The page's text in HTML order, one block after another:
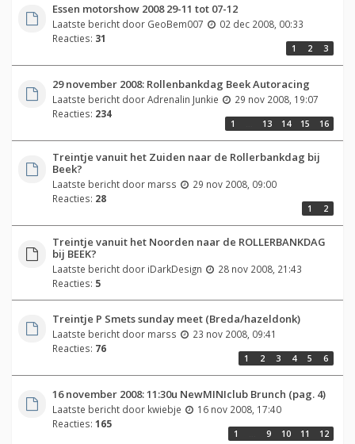
Essen motorshow 2008 29-11 tot 07-12
Laatste bericht door GeoBem007
02 dec 2008, 00:33
Reacties: 31
1 2 3
29 november 2008: Rollenbankdag Beek Autoracing
Laatste bericht doorAdrenalin Junkie
29 nov 2008, 19:07
Reacties: 234
1 13 14 15 16
Treintje vanuit het Zuiden naar de Rollerbankdag bij
Beek?
Laatste bericht door marss
29 nov 2008, 09:00
Reacties: 28
1 2
Treintje vanuit het Noorden naar de ROLLERBANKDAG
bij BEEK?
Laatste bericht door iDarkDesign
28 nov 2008, 21:43
Reacties: 5
Treintje P Smets sunday meet (Breda/hazeldonk)
Laatste bericht door marss
23 nov 2008, 09:41
Reacties: 76
1 2 3 4 5 6
16 november 2008: 11:30u NewMINIclub Brunch (pag. 4)
Laatste bericht door kwiebje
16 nov 2008, 17:40
Reacties: 165
1 9 10 11 12